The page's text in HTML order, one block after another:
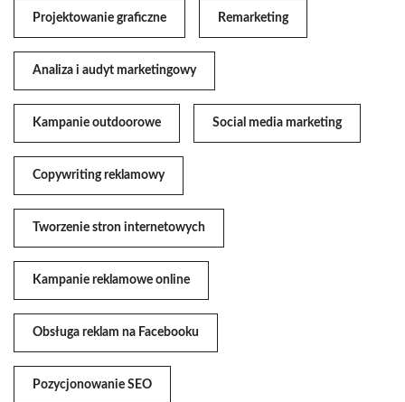
Projektowanie graficzne Remarketing
Analiza i audyt marketingowy
Kampanie outdoorowe Social media marketing
Copywriting reklamowy
Tworzenie stron internetowych
Kampanie reklamowe online
Obsługa reklam na Facebooku
Pozycjonowanie SEO